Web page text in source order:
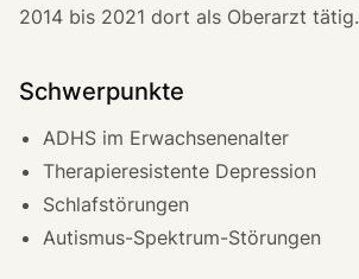
2014 bis 2021 dort als Oberarzt tätig.
Schwerpunkte
ADHS im Erwachsenenalter
Therapieresistente Depression
Schlafstörungen
Autismus-Spektrum-Störungen